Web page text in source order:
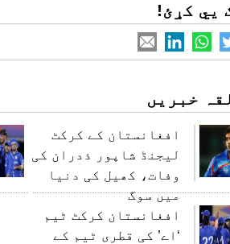
یي کړئ!
خبریں
افغانستان کے کرکٹ
لیجنڈ شاپور ذدران کی
وفات، کھیل کی دنیا
میں سوگ
افغانستان کرکٹ ٹیم
‘اے’ کی قطری ٹیم کے